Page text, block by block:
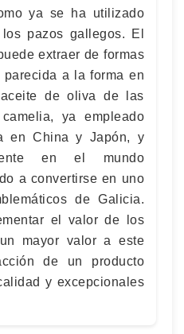
ya se ha utilizado
pazos gallegos. El
extraer de formas
a la forma en
de oliva de las
ya empleado
en China y Japón, y
en el mundo
a convertirse en uno
de Galicia.
el valor de los
mayor valor a este
de un producto
y excepcionales